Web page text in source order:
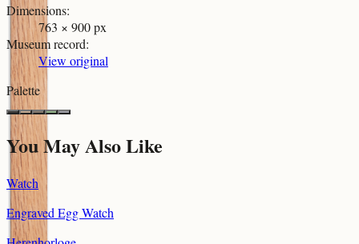
Dimensions:
763 × 900 px
Museum record:
View original
Palette
You May Also Like
Watch
Engraved Egg Watch